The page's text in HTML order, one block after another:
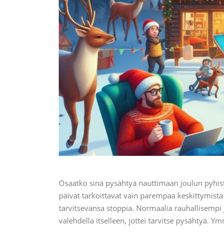
Osaatko sinä pysähtyä nauttimaan joulun
päivät tarkoittavat vain parempaa
tarvitsevansa stoppia. Normaalia
valehdella itselleen, jottei tarvitse pysähtyä.